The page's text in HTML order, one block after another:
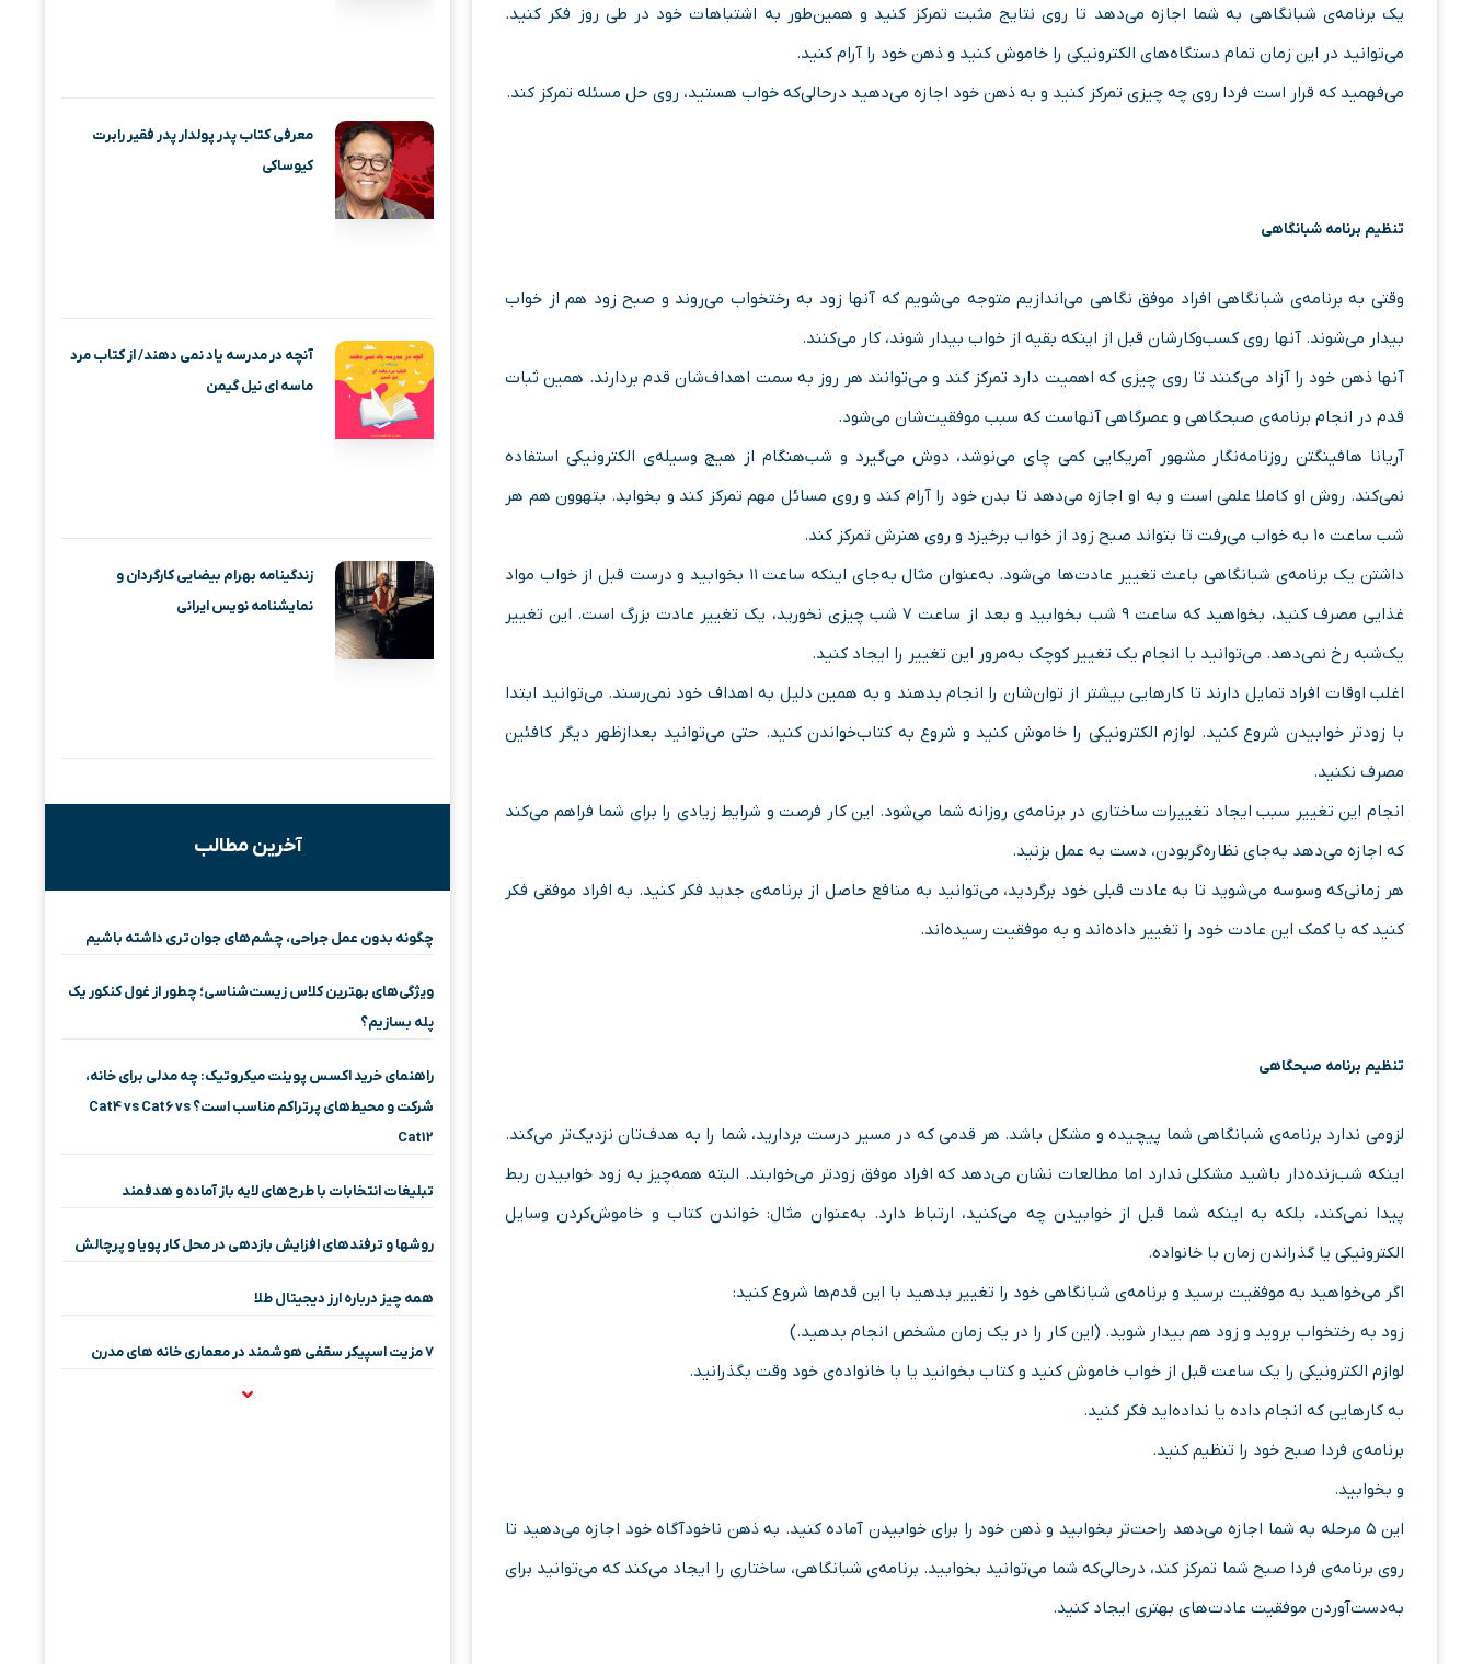
یک برنامه‌ی شبانگاهی به شما اجازه می‌دهد تا روی نتایج مثبت تمرکز کنید و همین‌طور به اشتباهات خود در طی روز فکر کنید.
می‌توانید در این زمان تمام دستگاه‌های الکترونیکی را خاموش کنید و ذهن خود را آرام کنید.
می‌فهمید که قرار است فردا روی چه چیزی تمرکز کنید و به ذهن خود اجازه می‌دهید درحالی‌که خواب هستید، روی حل مسئله تمرکز کند.
تنظیم برنامه شبانگاهی
وقتی به برنامه‌ی شبانگاهی افراد موفق نگاهی می‌اندازیم متوجه می‌شویم که آنها زود به رختخواب می‌روند و صبح زود هم از خواب
بیدار می‌شوند. آنها روی کسب‌و‌کارشان قبل از اینکه بقیه از خواب بیدار شوند، کار می‌کنند.
آنها ذهن خود را آزاد می‌کنند تا روی چیزی که اهمیت دارد تمرکز کند و می‌توانند هر روز به سمت اهداف‌شان قدم بردارند. همین ثبات
قدم در انجام برنامه‌ی صبحگاهی و عصرگاهی آنهاست که سبب موفقیت‌شان می‌شود.
آریانا هافینگتن روزنامه‌نگار مشهور آمریکایی کمی چای می‌نوشد، دوش می‌گیرد و شب‌هنگام از هیچ وسیله‌ی الکترونیکی استفاده
نمی‌کند. روش او کاملا علمی است و به او اجازه می‌دهد تا بدن خود را آرام کند و روی مسائل مهم تمرکز کند و بخوابد. بتهوون هم هر
شب ساعت ۱۰ به خواب می‌رفت تا بتواند صبح زود از خواب برخیزد و روی هنرش تمرکز کند.
داشتن یک برنامه‌‌ی شبانگاهی باعث تغییر عادت‌ها می‌شود. به‌عنوان مثال به‌جای اینکه ساعت ۱۱ بخوابید و درست قبل از خواب مواد
غذایی مصرف کنید، بخواهید که ساعت ۹ شب بخوابید و بعد از ساعت ۷ شب چیزی نخورید، یک تغییر عادت بزرگ است. این تغییر
یک‌شبه رخ نمی‌دهد. می‌توانید با انجام یک تغییر کوچک به‌مرور این تغییر را ایجاد کنید.
اغلب اوقات افراد تمایل دارند تا کارهایی بیشتر از توان‌شان را انجام بدهند و به همین دلیل به اهداف خود نمی‌رسند. می‌توانید ابتدا
با زودتر خوابیدن شروع کنید. لوازم الکترونیکی را خاموش کنید و شروع به کتاب‌خواندن کنید. حتی می‌توانید بعدازظهر دیگر کافئین
مصرف نکنید.
انجام این تغییر سبب ایجاد تغییرات ساختاری در برنامه‌ی روزانه شما می‌شود. این کار فرصت و شرایط زیادی را برای شما فراهم می‌کند
که اجازه می‌دهد به‌جای نظاره‌گربودن، دست به عمل بزنید.
هر زمانی‌که وسوسه می‌شوید تا به عادت قبلی خود برگردید، می‌توانید به منافع حاصل از برنامه‌ی جدید فکر کنید. به افراد موفقی فکر
کنید که با کمک این عادت خود را تغییر داده‌اند و به موفقیت رسیده‌اند.
تنظیم برنامه صبحگاهی
لزومی ندارد برنامه‌ی شبانگاهی شما پیچیده و مشکل باشد. هر قدمی که در مسیر درست بردارید، شما را به هدف‌تان نزدیک‌تر می‌کند.
اینکه شب‌زنده‌دار باشید مشکلی ندارد اما مطالعات نشان می‌دهد که افراد موفق زودتر می‌خوابند. البته همه‌چیز به زود خوابیدن ربط
پیدا نمی‌کند، بلکه به اینکه شما قبل از خوابیدن چه می‌کنید، ارتباط دارد. به‌عنوان مثال: خواندن کتاب و خاموش‌کردن وسایل
الکترونیکی یا گذراندن زمان با خانواده.
اگر می‌خواهید به موفقیت برسید و برنامه‌ی شبانگاهی خود را تغییر بدهید با این قدم‌ها شروع کنید:
زود به رختخواب بروید و زود هم بیدار شوید. (این کار را در یک زمان مشخص انجام بدهید.)
لوازم الکترونیکی را یک ساعت قبل از خواب خاموش کنید و کتاب بخوانید یا با خانواده‌ی خود وقت بگذرانید.
به کارهایی که انجام داده‌ یا نداده‌اید فکر کنید.
برنامه‌ی فردا صبح خود را تنظیم کنید.
و بخوابید.
این ۵ مرحله به شما اجازه می‌دهد راحت‌تر بخوابید و ذهن خود را برای خوابیدن آماده کنید. به ذهن ناخودآگاه خود اجازه می‌دهید تا
روی برنامه‌ی فردا صبح شما تمرکز کند، درحالی‌که شما می‌توانید بخوابید. برنامه‌ی شبانگاهی، ساختاری را ایجاد می‌کند که می‌توانید برای
به‌دست‌آوردن موفقیت عادت‌های بهتری ایجاد کنید.
معرفی کتاب پدر پولدار پدر فقیر رابرت
کیوساکی
آنچه در مدرسه یاد نمی دهند/ از کتاب مرد
ماسه‌ ای نیل گیمن
زندگینامه بهرام بیضایی کارگردان و
نمایشنامه نویس ایرانی
آخرین مطالب
چگونه بدون عمل جراحی، چشم‌های جوان‌تری داشته باشیم
ویژگی‌های بهترین کلاس زیست‌شناسی؛ چطور از غول کنکور یک
پله بسازیم؟
راهنمای خرید اکسس پوینت میکروتیک: چه مدلی برای خانه،
شرکت و محیط‌های پرتراکم مناسب است؟ Cat4 vs Cat6 vs
Cat12
تبلیغات انتخابات با طرح‌های لایه باز آماده و هدفمند
روشها و ترفندهای افزایش بازدهی در محل کار پویا و پرچالش
همه چیز درباره ارز دیجیتال طلا
۷ مزیت اسپیکر سقفی هوشمند در معماری خانه‌ های مدرن